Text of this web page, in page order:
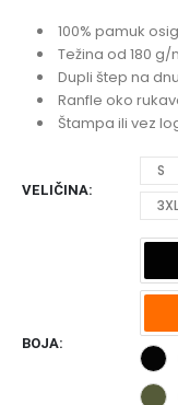
100% pamuk
Težina od 180
Dupli štep na
Ranfle oko
Štampa ili vez
VELIČINA
S
3XL
BOJA